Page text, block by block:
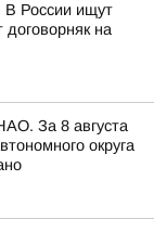
В России ищут
на
За 8 августа
округа